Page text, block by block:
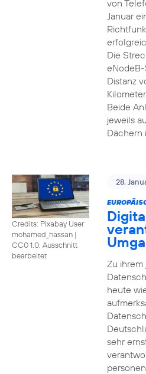
von
Januar
Die
Distanz
Beide
jeweils
Dächern
Credits: Pixabay User
mohamed_hassan |
CC0 1.0, Ausschnitt
bearbeitet
28.
Zu
heute
sehr